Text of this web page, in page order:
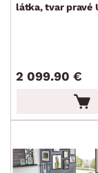
látka, tvar pravé
2 099.90 €